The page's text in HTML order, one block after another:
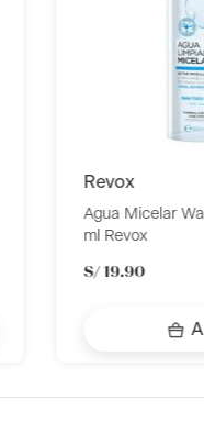
revox
Agua Micelar
ml Revox
S/ 19.90